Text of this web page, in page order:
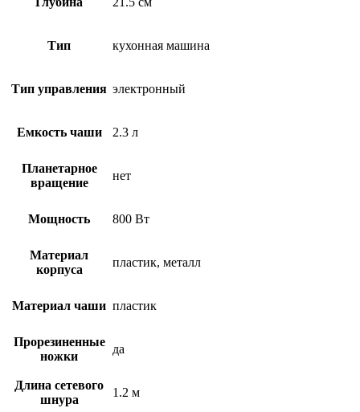
Тип кухонная машина
Тип управления электронный
Емкость чаши 2.3 л
Планетарное
вращение
нет
Мощность 800 Вт
Материал
корпуса
пластик, металл
Материал чаши пластик
Прорезиненные
ножки
да
Длина сетевого
шнура
1.2 м